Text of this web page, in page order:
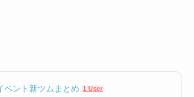
ベント新ツムまとめ 1 User